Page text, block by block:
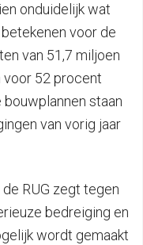
onduidelijk wat
voor de
van 51,7 miljoen
voor 52 procent
bouwplannen staan
van vorig jaar
RUG zegt tegen
bedreiging en
wordt gemaakt